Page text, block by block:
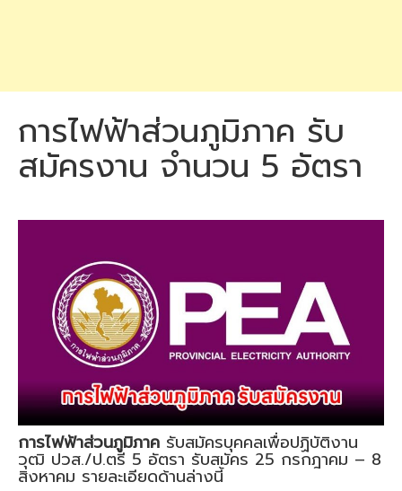
การไฟฟ้าส่วนภูมิภาค รับ
สมัครงาน จำนวน 5 อัตรา
การไฟฟ้าส่วนภูมิภาค รับสมัครบุคคลเพื่อปฏิบัติงาน
วุฒิ ปวส./ป.ตรี 5 อัตรา รับสมัคร 25 กรกฎาคม – 8
สิงหาคม รายละเอียดด้านล่างนี้